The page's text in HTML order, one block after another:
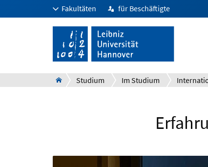
Fakultäten für Beschäftigte
Studium Im Studium